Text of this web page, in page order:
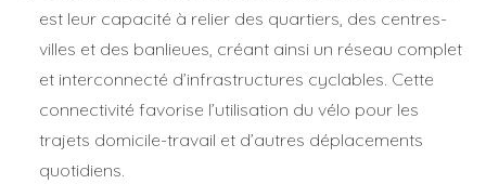
est leur capacité à relier des quartiers, des centres-
villes et des banlieues, créant ainsi un réseau complet
et interconnecté d’infrastructures cyclables. Cette
connectivité favorise l’utilisation du vélo pour les
trajets domicile-travail et d’autres déplacements
quotidiens.